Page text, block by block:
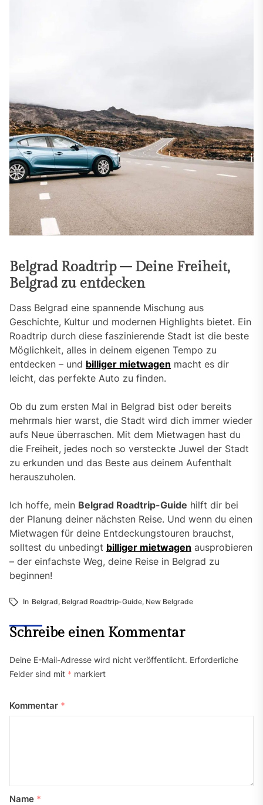
Belgrad Roadtrip – Deine Freiheit,
Belgrad zu entdecken
Dass Belgrad eine spannende Mischung aus
Geschichte, Kultur und modernen Highlights bietet. Ein
Roadtrip durch diese faszinierende Stadt ist die beste
Möglichkeit, alles in deinem eigenen Tempo zu
entdecken – und billiger mietwagen macht es dir
leicht, das perfekte Auto zu finden.
Ob du zum ersten Mal in Belgrad bist oder bereits
mehrmals hier warst, die Stadt wird dich immer wieder
aufs Neue überraschen. Mit dem Mietwagen hast du
die Freiheit, jedes noch so versteckte Juwel der Stadt
zu erkunden und das Beste aus deinem Aufenthalt
herauszuholen.
Ich hoffe, mein Belgrad Roadtrip-Guide hilft dir bei
der Planung deiner nächsten Reise. Und wenn du einen
Mietwagen für deine Entdeckungstouren brauchst,
solltest du unbedingt billiger mietwagen ausprobieren
– der einfachste Weg, deine Reise in Belgrad zu
beginnen!
In Belgrad, Belgrad Roadtrip-Guide, New Belgrade
Schreibe einen Kommentar
Deine E-Mail-Adresse wird nicht veröffentlicht. Erforderliche
Felder sind mit * markiert
Kommentar *
Name *